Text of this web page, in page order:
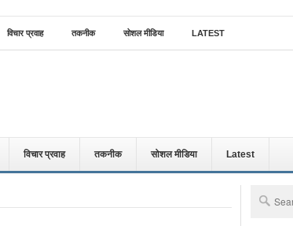
विचार प्रवाह तकनीक सोशल मीडिया LATEST
विचार प्रवाह तकनीक सोशल मीडिया Latest